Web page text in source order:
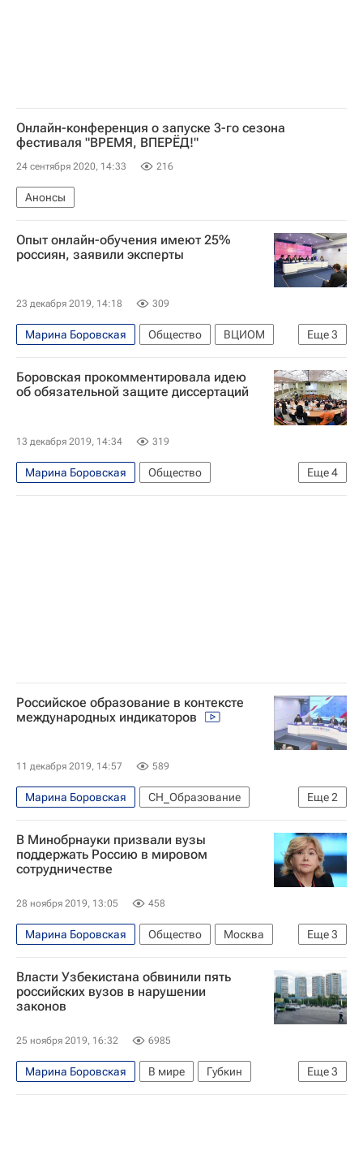
Онлайн-конференция о запуске 3-го сезона
фестиваля "ВРЕМЯ, ВПЕРЁД!"
24 сентября 2020, 14:33 216
Анонсы
Опыт онлайн-обучения имеют 25%
россиян, заявили эксперты
23 декабря 2019, 14:18 309
Еще3
Марина Боровская Общество
ВЦИОМ
СН_Образование
Социальный навигатор
Россия
Боровская прокомментировала идею
об обязательной защите диссертаций
13 декабря 2019, 14:34 319
Еще4
Марина Боровская
Общество
Госдума РФ
СН_Образование
Российское образование в контексте
международных индикаторов
11 декабря 2019, 14:57 589
Еще2
Марина Боровская
СН_Образование
Социальный навигатор
В Минобрнауки призвали вузы
поддержать Россию в мировом
сотрудничестве
28 ноября 2019, 13:05 458
Еще3
Марина Боровская Общество
Москва
Навигатор абитуриента
Министерство науки и высшего образования РФ (Минобрнауки России)
Россия
Власти Узбекистана обвинили пять
российских вузов в нарушении
законов
25 ноября 2019, 16:32 6985
Еще3
Марина Боровская В мире
Губкин
Ташкент